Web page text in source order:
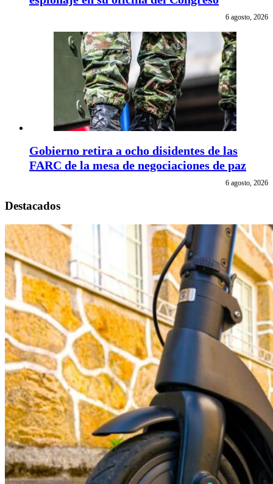
6 agosto, 2026
Gobierno retira a ocho disidentes de las
FARC de la mesa de negociaciones de paz
6 agosto, 2026
Destacados